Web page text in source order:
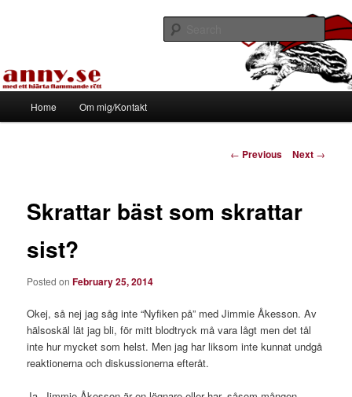
Tapirhen
Home Om mig/Kontakt
Post
← Previous Next →
Skrattar bäst som skrattar
sist?
Posted onFebruary 25, 2014
Okej, så nej jag såg inte “Nyfiken på” med Jimmie Åkesson. Av
hälsoskäl lät jag bli, för mitt blodtryck må vara lågt men det tål
inte hur mycket som helst. Men jag har liksom inte kunnat undgå
reaktionerna och diskussionerna efteråt.